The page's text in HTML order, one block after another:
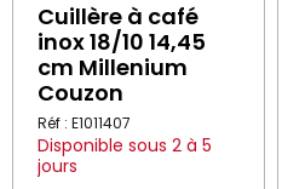
Cuillère à café
inox 18/10 14,45
cm Millenium
Couzon
Réf : E1011407
Disponible sous 2 à 5
jours